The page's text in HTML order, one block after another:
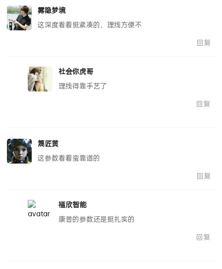
雾隐梦境
这深度看着挺紧凑的，理线方便不
回复
社会你虎哥
理线得靠手艺了
回复
篾匠黄
这参数看着蛮靠谱的
回复
福欣智能
康普的参数还是挺扎实的
回复